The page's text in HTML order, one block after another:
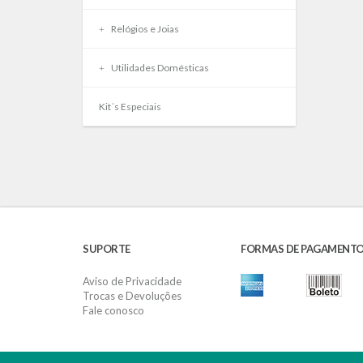
Relógios e Joias
Utilidades Domésticas
Kit´s Especiais
SUPORTE
Aviso de Privacidade
Trocas e Devoluções
Fale conosco
FORMAS DE